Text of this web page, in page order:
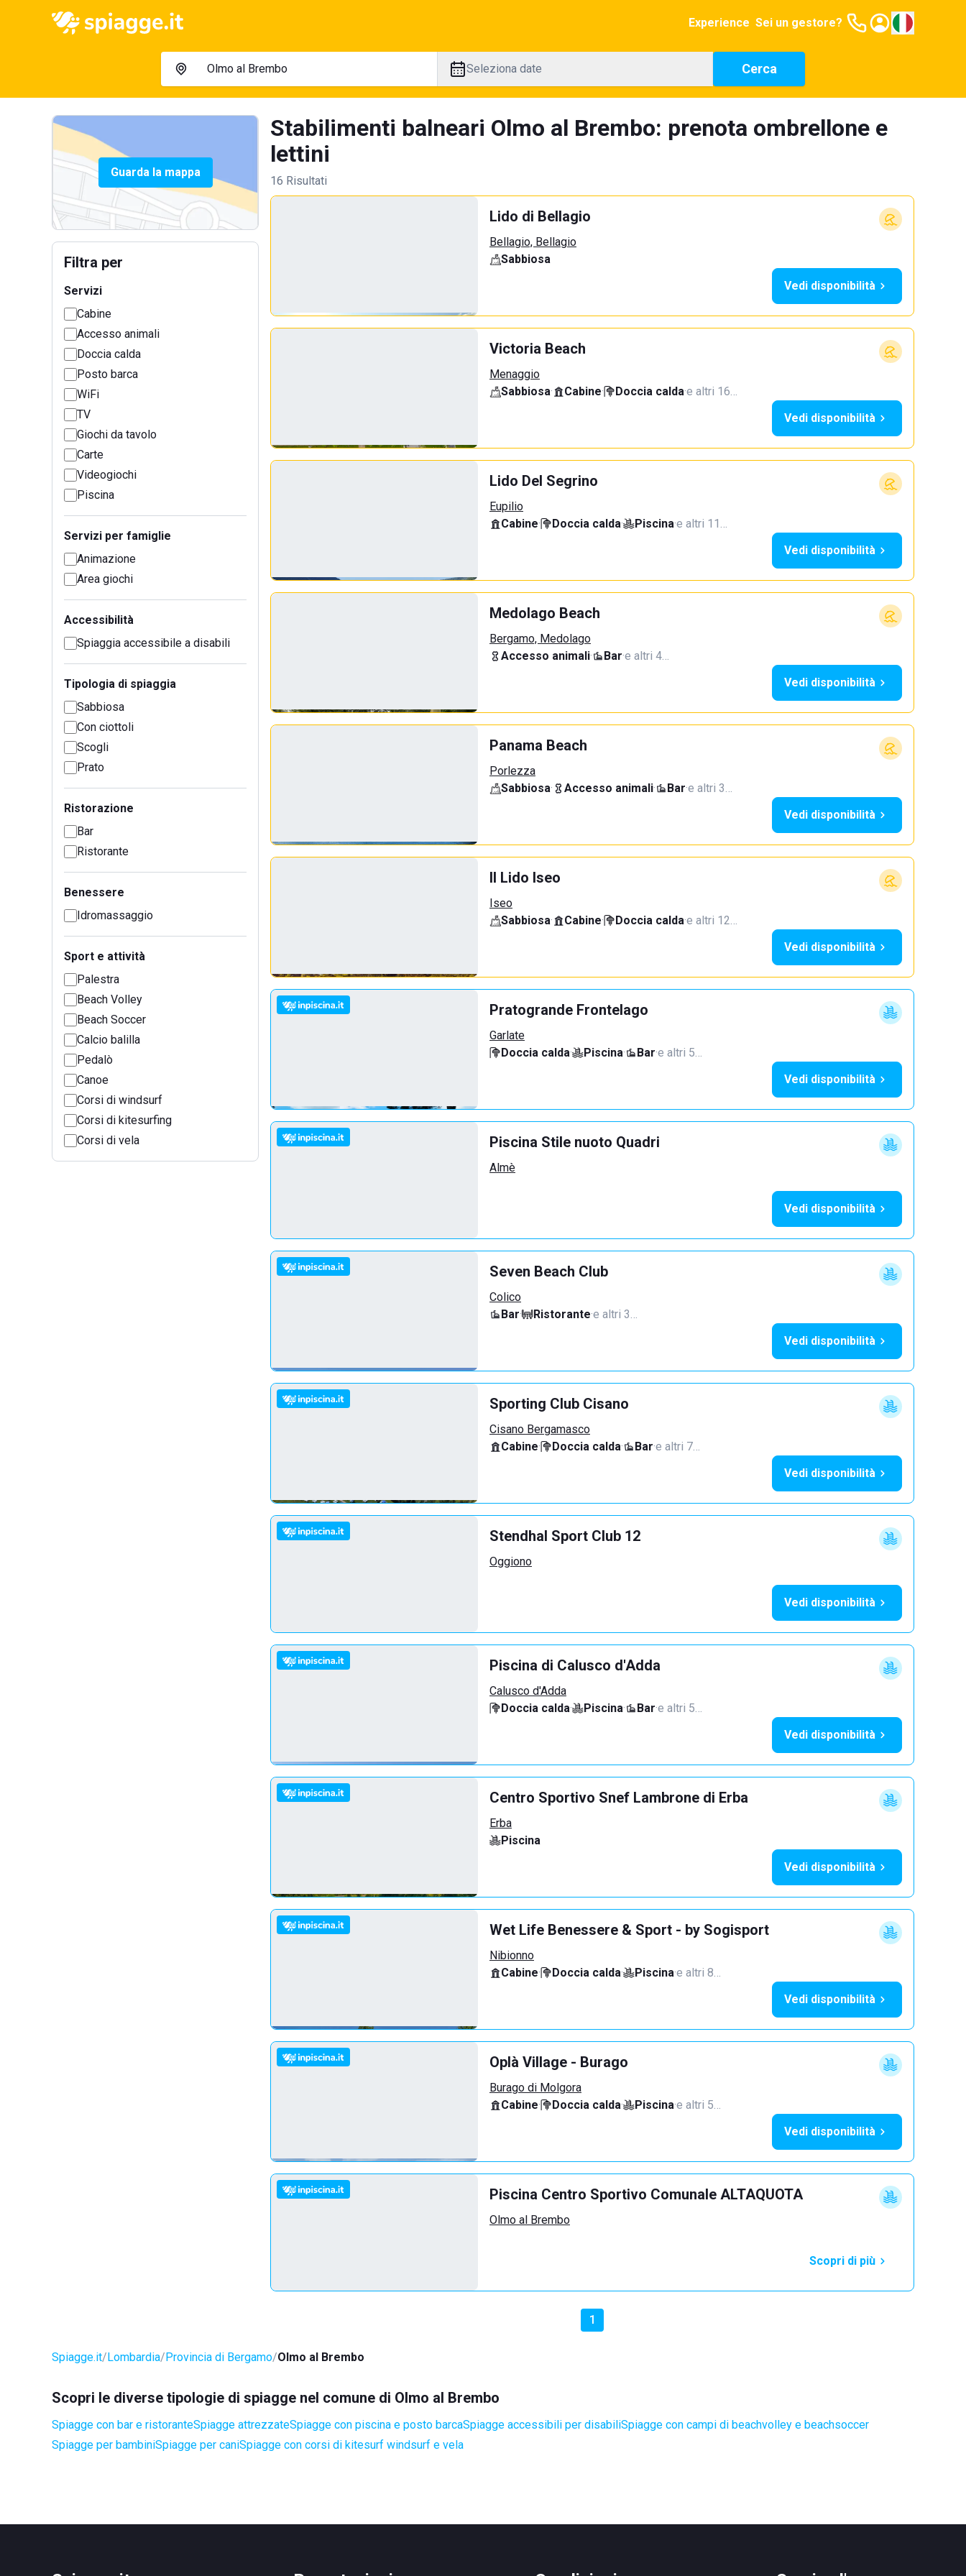
Experience Sei un gestore?
Seleziona date Cerca
Guarda la mappa
Filtra per
Servizi
Cabine
Accesso animali
Doccia calda
Posto barca
WiFi
TV
Giochi da tavolo
Carte
Videogiochi
Piscina
Servizi per famiglie
Animazione
Area giochi
Accessibilità
Spiaggia accessibile a disabili
Tipologia di spiaggia
Sabbiosa
Con ciottoli
Scogli
Prato
Ristorazione
Bar
Ristorante
Benessere
Idromassaggio
Sport e attività
Palestra
Beach Volley
Beach Soccer
Calcio balilla
Pedalò
Canoe
Corsi di windsurf
Corsi di kitesurfing
Corsi di vela
Stabilimenti balneari Olmo al Brembo: prenota ombrellone e
lettini
16 Risultati
Lido di Bellagio
Bellagio, Bellagio
Sabbiosa
Vedi disponibilità
Victoria Beach
Menaggio
Sabbiosa· Cabine· Doccia calda·e altri 16…
Vedi disponibilità
Lido Del Segrino
Eupilio
Cabine· Doccia calda· Piscina·e altri 11…
Vedi disponibilità
Medolago Beach
Bergamo, Medolago
Accesso animali· Bar·e altri 4…
Vedi disponibilità
Panama Beach
Porlezza
Sabbiosa· Accesso animali· Bar·e altri 3…
Vedi disponibilità
Il Lido Iseo
Iseo
Sabbiosa· Cabine· Doccia calda·e altri 12…
Vedi disponibilità
Pratogrande Frontelago
Garlate
Doccia calda· Piscina· Bar·e altri 5…
Vedi disponibilità
Piscina Stile nuoto Quadri
Almè
Vedi disponibilità
Seven Beach Club
Colico
Bar· Ristorante·e altri 3…
Vedi disponibilità
Sporting Club Cisano
Cisano Bergamasco
Cabine· Doccia calda· Bar·e altri 7…
Vedi disponibilità
Stendhal Sport Club 12
Oggiono
Vedi disponibilità
Piscina di Calusco d'Adda
Calusco d'Adda
Doccia calda· Piscina· Bar·e altri 5…
Vedi disponibilità
Centro Sportivo Snef Lambrone di Erba
Erba
Piscina
Vedi disponibilità
Wet Life Benessere & Sport - by Sogisport
Nibionno
Cabine· Doccia calda· Piscina·e altri 8…
Vedi disponibilità
Oplà Village - Burago
Burago di Molgora
Cabine· Doccia calda· Piscina·e altri 5…
Vedi disponibilità
Piscina Centro Sportivo Comunale ALTAQUOTA
Olmo al Brembo
Scopri di più
1
Spiagge.it Lombardia Provincia di Bergamo Olmo al Brembo
Scopri le diverse tipologie di spiagge nel comune di Olmo al Brembo
Spiagge con bar e ristoranteSpiagge attrezzateSpiagge con piscina e posto barcaSpiagge accessibili per disabiliSpiagge con campi di beachvolley e beachsoccer
Spiagge per bambiniSpiagge per caniSpiagge con corsi di kitesurf windsurf e vela